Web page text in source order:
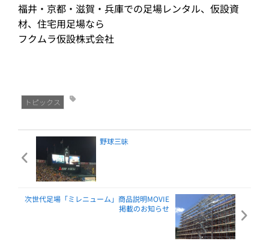
福井・京都・滋賀・兵庫での足場レンタル、仮設資
材、住宅用足場なら
フクムラ仮設株式会社
トピックス
野球三昧
次世代足場「ミレニューム」商品説明MOVIE
掲載のお知らせ